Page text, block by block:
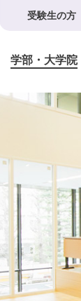
受験生の方
学部・大学院